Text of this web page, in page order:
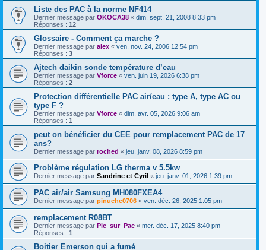
Liste des PAC à la norme NF414
Dernier message par OKOCA38 « dim. sept. 21, 2008 8:33 pm
Réponses : 12
Glossaire - Comment ça marche ?
Dernier message par alex « ven. nov. 24, 2006 12:54 pm
Réponses : 3
Ajtech daikin sonde température d’eau
Dernier message par Vforce « ven. juin 19, 2026 6:38 pm
Réponses : 2
Protection différentielle PAC air/eau : type A, type AC ou
type F ?
Dernier message par Vforce « dim. avr. 05, 2026 9:06 am
Réponses : 1
peut on bénéficier du CEE pour remplacement PAC de 17
ans?
Dernier message par roched « jeu. janv. 08, 2026 8:59 pm
Problème régulation LG therma v 5.5kw
Dernier message par Sandrine et Cyril « jeu. janv. 01, 2026 1:39 pm
PAC air/air Samsung MH080FXEA4
Dernier message par pinuche0706 « ven. déc. 26, 2025 1:05 pm
remplacement R08BT
Dernier message par Pic_sur_Pac « mer. déc. 17, 2025 8:40 pm
Réponses : 1
Boitier Emerson qui a fumé